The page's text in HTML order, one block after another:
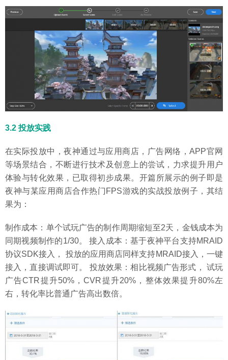
3.2 投放实践
在实际投放中，夜神通过与应用商店，广告网络，APP官网
等场景结合，不断进行技术及创意上的尝试，力求提升用户
体验与转化效果，已取得初步成果。开篇所展示的例子即是
夜神与某应用商店合作热门FPS游戏的实战投放例子，其结
果为：
制作成本：单个试玩广告的制作周期缩短至2天，金钱成本为
同期视频制作的1/30。 接入成本：基于夜神平台支持MRAID
协议SDK接入， 投放的应用商店同样支持MRAID接入，一键
接入，直接调试即可。 投放效果：相比视频广告形式， 试玩
广告CTR提升50%，CVR提升20%，整体效果提升80%左
右，转化率比普通广告高出数倍。